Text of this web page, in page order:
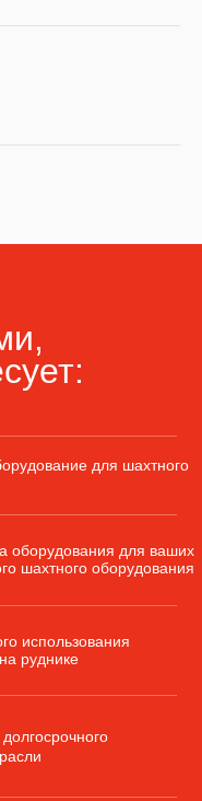
для шахтного
оборудования для ваших
шахтного оборудования
использования
руднике